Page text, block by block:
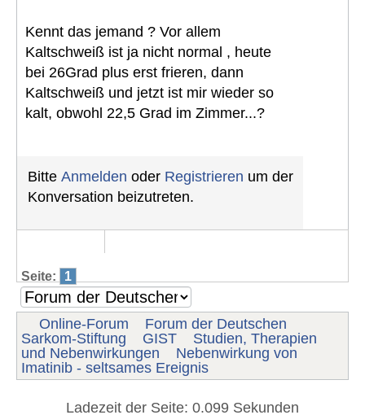
Kennt das jemand ? Vor allem
Kaltschweiß ist ja nicht normal , heute
bei 26Grad plus erst frieren, dann
Kaltschweiß und jetzt ist mir wieder so
kalt, obwohl 22,5 Grad im Zimmer...?
Bitte Anmelden oder Registrieren um der
Konversation beizutreten.
Seite: 1
Online-Forum
Forum der Deutschen
Sarkom-Stiftung
GIST
Studien, Therapien
und Nebenwirkungen
Nebenwirkung von
Imatinib - seltsames Ereignis
Ladezeit der Seite: 0.099 Sekunden